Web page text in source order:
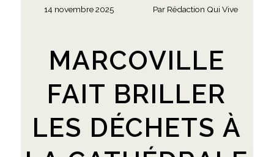
14 novembre 2025
Par Rédaction Qui Vive
MARCOVILLE
FAIT BRILLER
LES DÉCHETS À